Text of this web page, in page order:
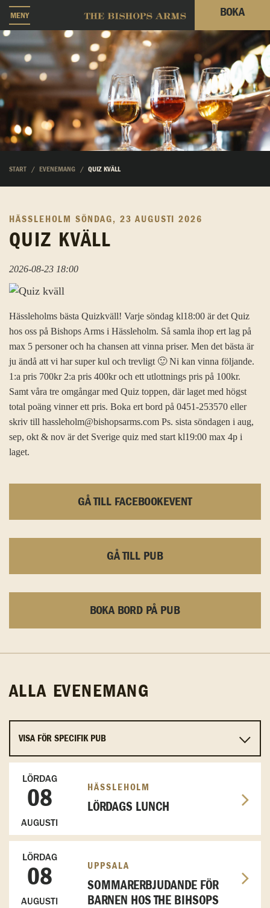
MENY BOKA
START EVENEMANG QUIZ KVÄLL
HÄSSLEHOLM SÖNDAG, 23 AUGUSTI 2026
QUIZ KVÄLL
2026-08-23 18:00
Hässleholms bästa Quizkväll! Varje söndag kl18:00 är det Quiz
hos oss på Bishops Arms i Hässleholm. Så samla ihop ert lag på
max 5 personer och ha chansen att vinna priser. Men det bästa är
ju ändå att vi har super kul och trevligt 🙂 Ni kan vinna följande.
1:a pris 700kr 2:a pris 400kr och ett utlottnings pris på 100kr.
Samt våra tre omgångar med Quiz toppen, där laget med högst
total poäng vinner ett pris. Boka ert bord på 0451-253570 eller
skriv till hassleholm@bishopsarms.com Ps. sista söndagen i aug,
sep, okt & nov är det Sverige quiz med start kl19:00 max 4p i
laget.
GÅ TILL FACEBOOKEVENT
GÅ TILL PUB
BOKA BORD PÅ PUB
ALLA EVENEMANG
LÖRDAG
08
AUGUSTI
HÄSSLEHOLM
LÖRDAGS LUNCH
LÖRDAG
08
AUGUSTI
UPPSALA
SOMMARERBJUDANDE FÖR
BARNEN HOS THE BIHSOPS